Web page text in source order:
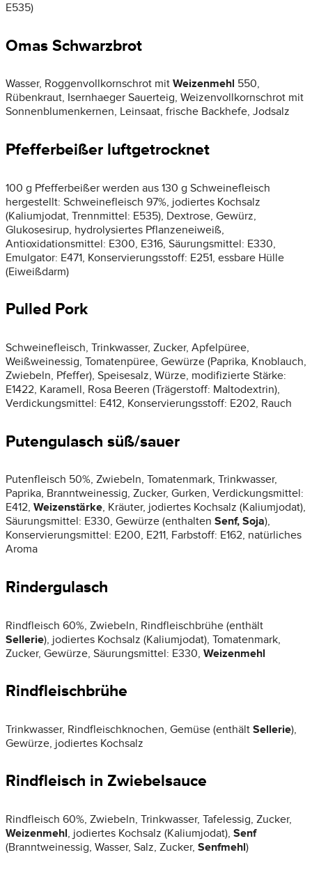
E535)
Omas Schwarzbrot
Wasser, Roggenvollkornschrot mit Weizenmehl 550,
Rübenkraut, Isernhaeger Sauerteig, Weizenvollkornschrot mit
Sonnenblumenkernen, Leinsaat, frische Backhefe, Jodsalz
Pfefferbeißer luftgetrocknet
100 g Pfefferbeißer werden aus 130 g Schweinefleisch
hergestellt: Schweinefleisch 97%, jodiertes Kochsalz
(Kaliumjodat, Trennmittel: E535), Dextrose, Gewürz,
Glukosesirup, hydrolysiertes Pflanzeneiweiß,
Antioxidationsmittel: E300, E316, Säurungsmittel: E330,
Emulgator: E471, Konservierungsstoff: E251, essbare Hülle
(Eiweißdarm)
Pulled Pork
Schweinefleisch, Trinkwasser, Zucker, Apfelpüree,
Weißweinessig, Tomatenpüree, Gewürze (Paprika, Knoblauch,
Zwiebeln, Pfeffer), Speisesalz, Würze, modifizierte Stärke:
E1422, Karamell, Rosa Beeren (Trägerstoff: Maltodextrin),
Verdickungsmittel: E412, Konservierungsstoff: E202, Rauch
Putengulasch süß/sauer
Putenfleisch 50%, Zwiebeln, Tomatenmark, Trinkwasser,
Paprika, Branntweinessig, Zucker, Gurken, Verdickungsmittel:
E412, Weizenstärke, Kräuter, jodiertes Kochsalz (Kaliumjodat),
Säurungsmittel: E330, Gewürze (enthalten Senf, Soja),
Konservierungsmittel: E200, E211, Farbstoff: E162, natürliches
Aroma
Rindergulasch
Rindfleisch 60%, Zwiebeln, Rindfleischbrühe (enthält
Sellerie), jodiertes Kochsalz (Kaliumjodat), Tomatenmark,
Zucker, Gewürze, Säurungsmittel: E330, Weizenmehl
Rindfleischbrühe
Trinkwasser, Rindfleischknochen, Gemüse (enthält Sellerie),
Gewürze, jodiertes Kochsalz
Rindfleisch in Zwiebelsauce
Rindfleisch 60%, Zwiebeln, Trinkwasser, Tafelessig, Zucker,
Weizenmehl, jodiertes Kochsalz (Kaliumjodat), Senf
(Branntweinessig, Wasser, Salz, Zucker, Senfmehl)